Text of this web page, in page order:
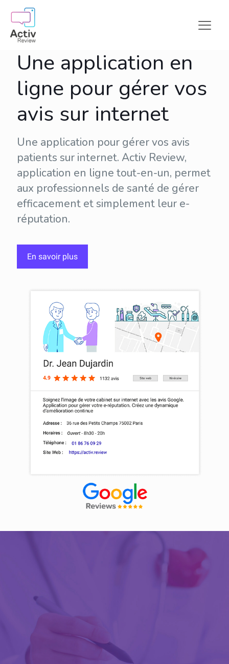
Une application en
ligne pour gérer vos
avis sur internet
Une application pour gérer vos avis
patients sur internet. Activ Review,
application en ligne tout-en-un, permet
aux professionnels de santé de gérer
efficacement et simplement leur e-
réputation.
En savoir plus